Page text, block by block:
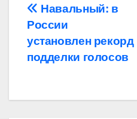
Навигация
по
записям
Навальный: в
России
установлен рекорд
подделки голосов